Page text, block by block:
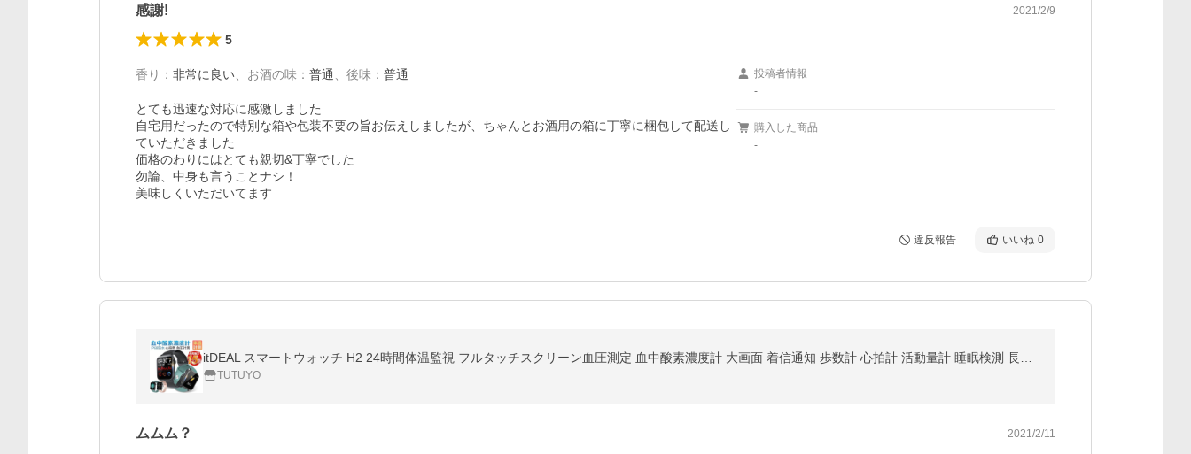
感謝! 2021/2/9
5
香り ： 非常に良い お酒の味 ： 普通 後味 ： 普通
とても迅速な対応に感激しました
自宅用だったので特別な箱や包装不要の旨お伝えしましたが、ちゃんとお酒用の箱に丁寧に梱包して配送し
ていただきました
価格のわりにはとても親切&丁寧でした
勿論、中身も言うことナシ！
美味しくいただいてます
投稿者情報
-
購入した商品
-
違反報告 いいね 0
TUTUYO
ムムム？ 2021/2/11